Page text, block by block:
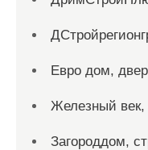
Евро дом,
Железный век,
Загороддом,